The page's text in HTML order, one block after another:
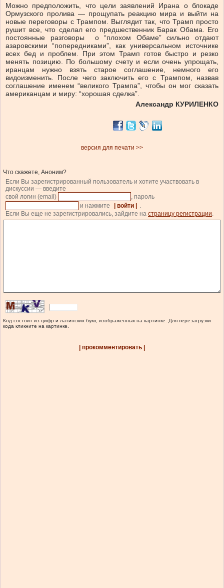
Можно предположить, что цели заявлений Ирана о блокаде
Ормузского пролива — прощупать реакцию мира и выйти на
новые переговоры с Трампом. Выглядит так, что Трамп просто
рушит все, что сделал его предшественник Барак Обама. Его
постоянные разговоры о “плохом Обаме” сильно отдают
азаровскими “попередниками”, как универсальном источнике
всех бед и проблем. При этом Трамп готов быстро и резко
менять позицию. По большому счету и если очень упрощать,
иранцам нужно взять старое соглашение, немного его
видоизменить. После чего заключить его с Трампом, назвав
соглашение именем “великого Трампа”, чтобы он мог сказать
американцам и миру: “хорошая сделка”.
Александр КУРИЛЕНКО
версия для печати >>
Что скажете, Аноним?
Если Вы зарегистрированный пользователь и хотите участвовать в
дискуссии — введите
свой логин (email)
, пароль
и нажмите
| войти |
.
Если Вы еще не зарегистрировались, зайдите на страницу регистрации.
Код состоит из цифр и латинских букв, изображенных на картинке. Для перезагрузки
кода кликните на картинке.
| прокомментировать |